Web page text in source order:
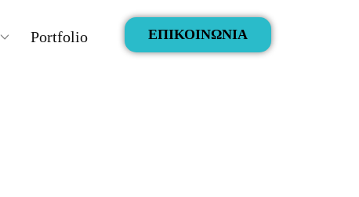
Portfolio ΕΠΙΚΟΙΝΩΝΙΑ